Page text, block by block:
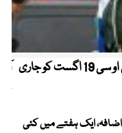
کیریبین پریمیئر لیگ ، قومی کرکٹرز کو این او سی 19 اگست کو جاری
ایک ہفتے میں کئی